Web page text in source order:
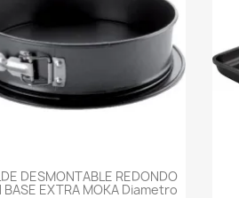
-->
DESMONTABLE REDONDO
BASE EXTRA MOKA Diametro